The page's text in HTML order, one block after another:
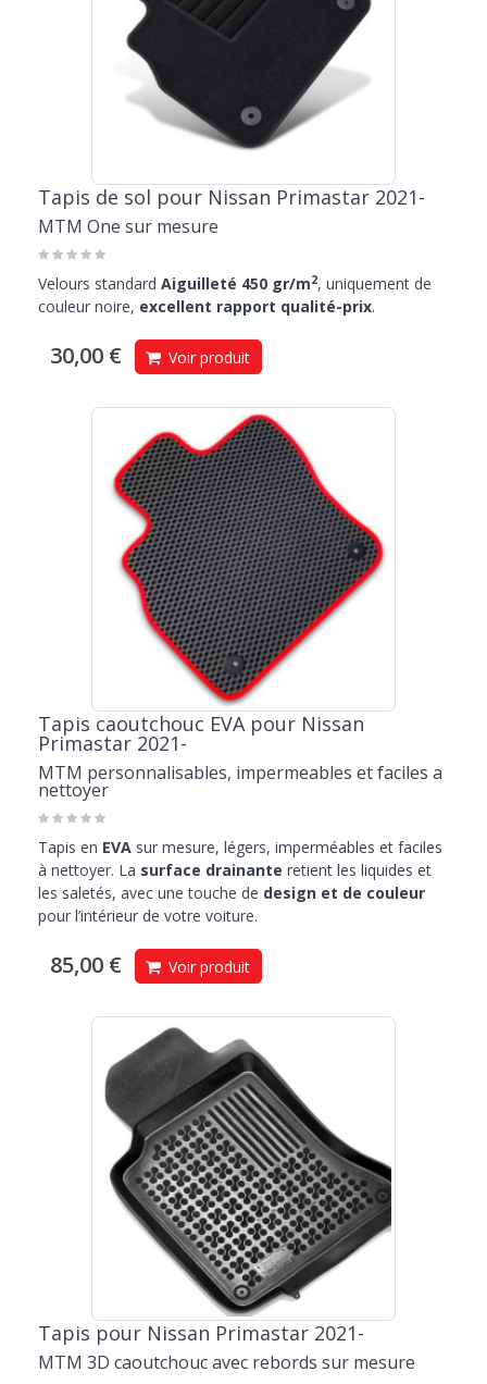
Tapis de sol pour Nissan Primastar 2021-
MTM One sur mesure
Velours standard Aiguilleté 450 gr/m2, uniquement de
couleur noire, excellent rapport qualité-prix.
30,00 € Voir produit
Tapis caoutchouc EVA pour Nissan
Primastar 2021-
MTM personnalisables, impermeables et faciles a
nettoyer
Tapis en EVA sur mesure, légers, imperméables et faciles
à nettoyer. La surface drainante retient les liquides et
les saletés, avec une touche de design et de couleur
pour l’intérieur de votre voiture.
85,00 € Voir produit
Tapis pour Nissan Primastar 2021-
MTM 3D caoutchouc avec rebords sur mesure